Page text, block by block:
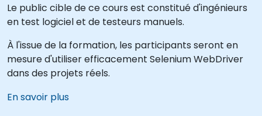
Le public cible de ce cours est constitué d'ingénieurs
en test logiciel et de testeurs manuels.
À l'issue de la formation, les participants seront en
mesure d'utiliser efficacement Selenium WebDriver
dans des projets réels.
En savoir plus